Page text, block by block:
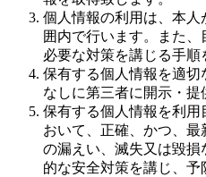
個人情報の利用は、本
囲内で行います。また、
必要な対策を講じる手順
保有する個人情報を適
なしに第三者に開示・提
保有する個人情報を利用
おいて、正確、かつ、
の漏えい、滅失又は毀
的な安全対策を講じ、予